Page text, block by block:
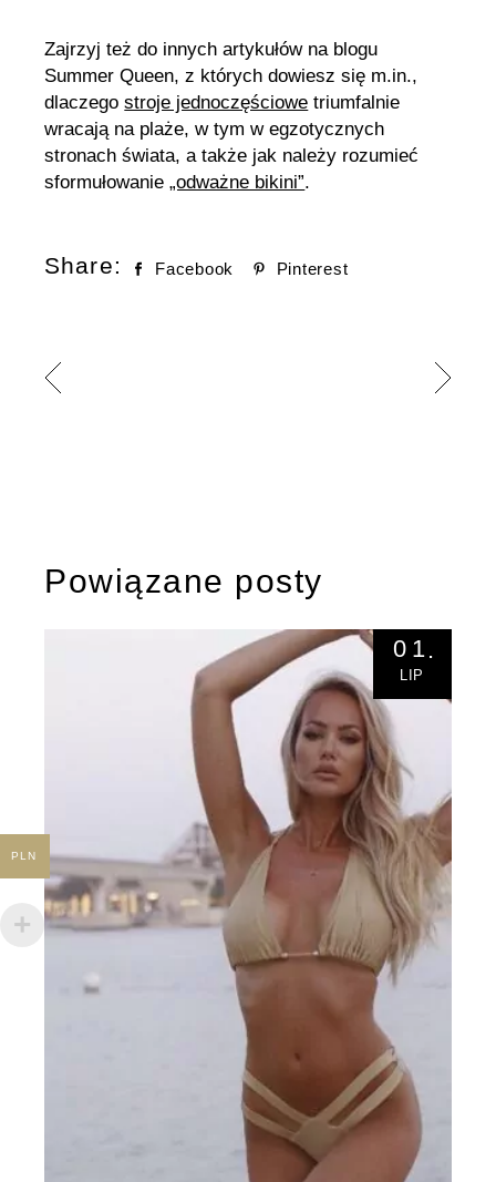
Zajrzyj też do innych artykułów na blogu
Summer Queen, z których dowiesz się m.in.,
dlaczegostroje jednoczęściowe triumfalnie
wracają na plaże, w tym w egzotycznych
stronach świata, a także jak należy rozumieć
sformułowanie„odważne bikini”.
Share: Facebook Pinterest
Powiązane posty
01
LIP
PLN